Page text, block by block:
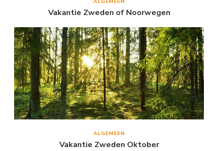
Vakantie Zweden of Noorwegen
ALGEMEEN
Vakantie Zweden Oktober